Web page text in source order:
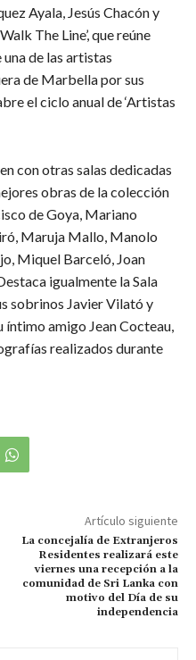
Ayala, Jesús Chacón y
The Line’, que reúne
de las artistas
de Marbella por sus
el ciclo anual de ‘Artistas
con otras salas dedicadas
obras de la colección
de Goya, Mariano
Maruja Mallo, Manolo
Miquel Barceló, Joan
igualmente la Sala
sobrinos Javier Vilató y
íntimo amigo Jean Cocteau,
realizados durante
Artículo siguiente
La concejalía de Extranjeros
Residentes realizará este
viernes una recepción a la
comunidad de Sri Lanka con
motivo del Día de su
independencia